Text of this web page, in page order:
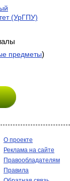
(УрГПУ)
предметы)
О проекте
Реклама на сайте
Правообладателям
Правила